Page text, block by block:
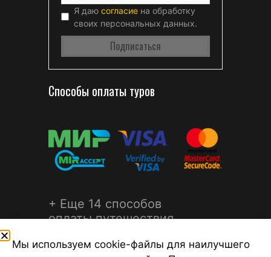
Я даю согласие на обработку
своих персональных данных.
Способы оплаты туров
+ Еще 14 способов
оплаты путешествия
Мы используем cookie-файлы для наилучшего